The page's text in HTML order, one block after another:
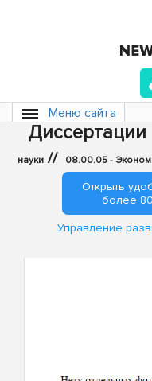
Меню сайта
Диссертации
науки // 08.00.05 -
Открыть
более
Управление